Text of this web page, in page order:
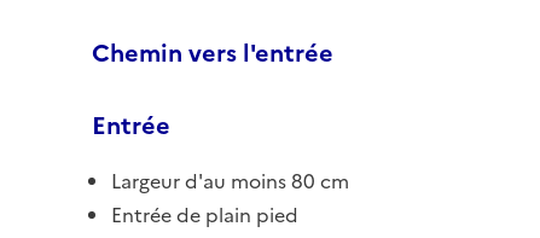
Chemin vers l'entrée
Entrée
Largeur d'au moins 80 cm
Entrée de plain pied